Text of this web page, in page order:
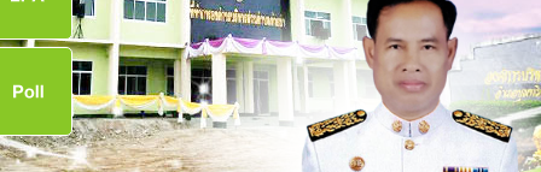
การ
เผย
ข้อมูล
สาธารณะ
OIT